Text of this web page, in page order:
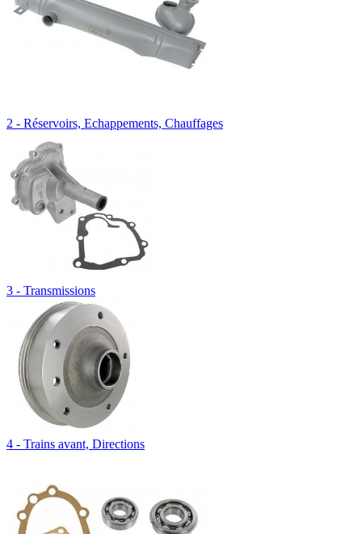
2 - Réservoirs, Echappements, Chauffages
3 - Transmissions
4 - Trains avant, Directions